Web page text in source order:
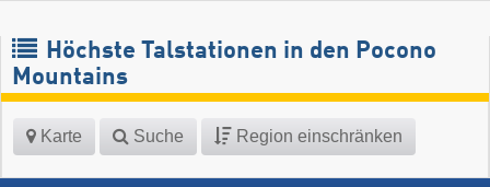
Höchste Talstationen in den Pocono
Mountains
Karte Suche Region einschränken